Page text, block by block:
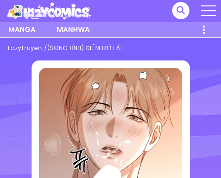
MANGA MANHWA
Lazytruyen (SONG TÍNH) ĐIỂM ƯỚT ÁT